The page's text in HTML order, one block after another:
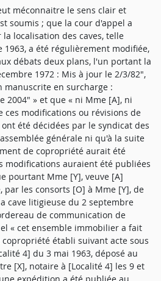
méconnaitre le sens clair et
soumis ; que la cour d'appel a
localisation des caves, telle
a été régulièrement modifiée,
débats deux plans, l'un portant la
1972 : Mis à jour le 2/3/82",
en surcharge :
2004" » et que « ni Mme [A], ni
ces modifications ou révisions de
été décidées par le syndicat des
générale ni qu'à la suite
de copropriété aurait été
modifications auraient été publiées
pourtant Mme [Y], veuve [A]
par les consorts [O] à Mme [Y], de
cave litigieuse du 2 septembre
de communication de
« cet ensemble immobilier a fait
établi suivant acte sous
4] du 3 mai 1963, déposé au
[X], notaire à [Localité 4] les 9 et